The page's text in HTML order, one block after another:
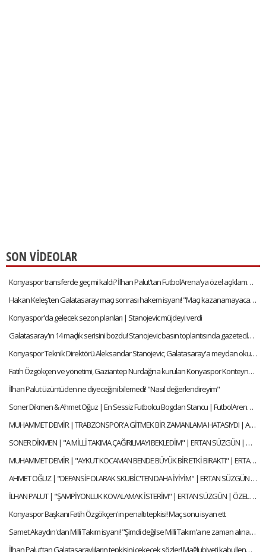
SON VİDEOLAR
Konyaspor transferde geç mi kaldı? İlhan Palut'tan FutbolArena'ya özel açıklamalar
Hakan Keleş'ten Galatasaray maçı sonrası hakem isyanı! "Maçı kazanamayacağımızı anladık"
Konyaspor'da gelecek sezon planları | Stanojevic müjdeyi verdi
Galatasaray'ın 14 maçlık serisini bozdu! Stanojevic basın toplantısında gazetecilerle şakalaştı
Konyaspor Teknik Direktörü Aleksandar Stanojevic, Galatasaray'a meydan okudu!
Fatih Özgökçen ve yönetimi, Gaziantep Nurdağına kurulan Konyaspor Konteyner Kentini ziyaret etti
İlhan Palut üzüntüden ne diyeceğini bilemedi! "Nasıl değerlendireyim"
Soner Dikmen & Ahmet Oğuz | En Sessiz Futbolcu Bogdan Stancu | FutbolArena Quiz
MUHAMMET DEMİR | TRABZONSPOR'A GİTMEK BİR ZAMANLAMA HATASIYDI | AYKIRI SORULAR BELEK ÖZEL
SONER DİKMEN | "A MİLLİ TAKIMA ÇAĞIRILMAYI BEKLEDİM" | ERTAN SÜZGÜN | ÖZEL RÖPORTAJ
MUHAMMET DEMİR | "AYKUT KOCAMAN BENDE BÜYÜK BİR ETKİ BIRAKTI" | ERTAN SÜZGÜN | ÖZEL RÖPORTAJ
AHMET OĞUZ | "DEFANSİF OLARAK SKUBİC'TEN DAHA İYİYİM" | ERTAN SÜZGÜN | ÖZEL RÖPORTAJ
İLHAN PALUT | "ŞAMPİYONLUK KOVALAMAK İSTERİM" | ERTAN SÜZGÜN | ÖZEL RÖPORTAJ
Konyaspor Başkanı Fatih Özgökçen'in penaltı tepkisi! Maç sonu isyan ett
Samet Akaydın'dan Milli Takım isyanı! "Şimdi değilse Milli Takım'a ne zaman alınacağım?"
İlhan Palut'tan Galatasaraylıların tepkisini çekecek sözler! Mağlubiyeti kabullenmedi ve isyan etti!